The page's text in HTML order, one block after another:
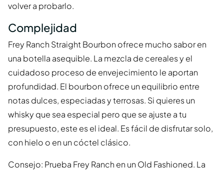
volver a probarlo.
Complejidad
Frey Ranch Straight Bourbon ofrece mucho sabor en
una botella asequible. La mezcla de cereales y el
cuidadoso proceso de envejecimiento le aportan
profundidad. El bourbon ofrece un equilibrio entre
notas dulces, especiadas y terrosas. Si quieres un
whisky que sea especial pero que se ajuste a tu
presupuesto, este es el ideal. Es fácil de disfrutar solo,
con hielo o en un cóctel clásico.
Consejo: Prueba Frey Ranch en un Old Fashioned. La